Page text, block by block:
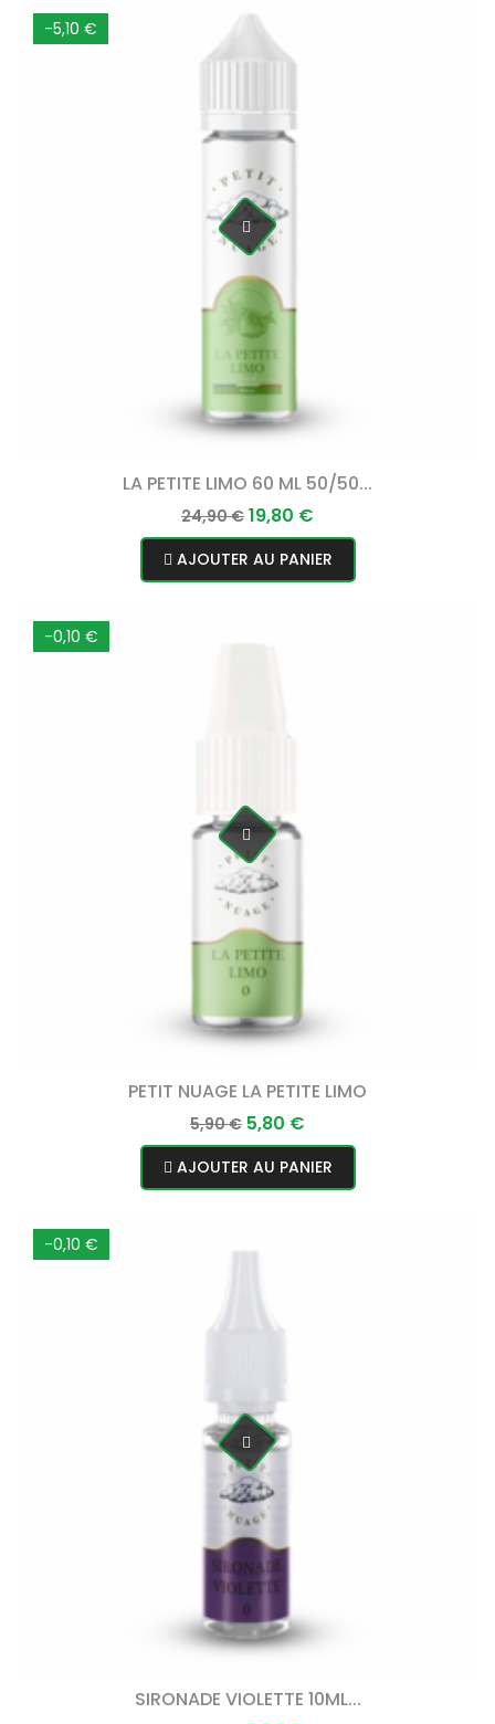
-5,10 €
LA PETITE LIMO 60 ML 50/50...
Prix
normal
24,90 € Prix
19,80 €
AJOUTER AU PANIER
-0,10 €
PETIT NUAGE LA PETITE LIMO
Prix
normal
5,90 € Prix
5,80 €
AJOUTER AU PANIER
-0,10 €
SIRONADE VIOLETTE 10ML...